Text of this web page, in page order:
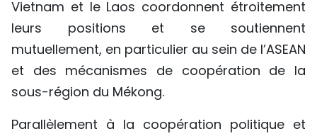
Vietnam et le Laos coordonnent étroitement
leurs positions et se soutiennent
mutuellement, en particulier au sein de l’ASEAN
et des mécanismes de coopération de la
sous-région du Mékong.
Parallèlement à la coopération politique et